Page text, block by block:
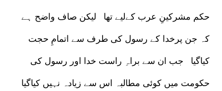
حکم مشرکینِ عرب کےلیے تھا لیکن صاف واضح ہے
کہ جن پرخدا کے رسول کی طرف سے اتمامِ حجت
کیاگیا جب ان سے براہِ راست خدا اور رسول کی
حکومت میں کوئی مطالبہ اس سے زیادہ نہیں کیاگیا